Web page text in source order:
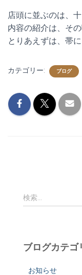
店頭に並ぶのは、
内容の紹介は、その
とりあえずは、帯
カテゴリー: ブログ
検
索
検索…
ブログカテゴ
お知らせ